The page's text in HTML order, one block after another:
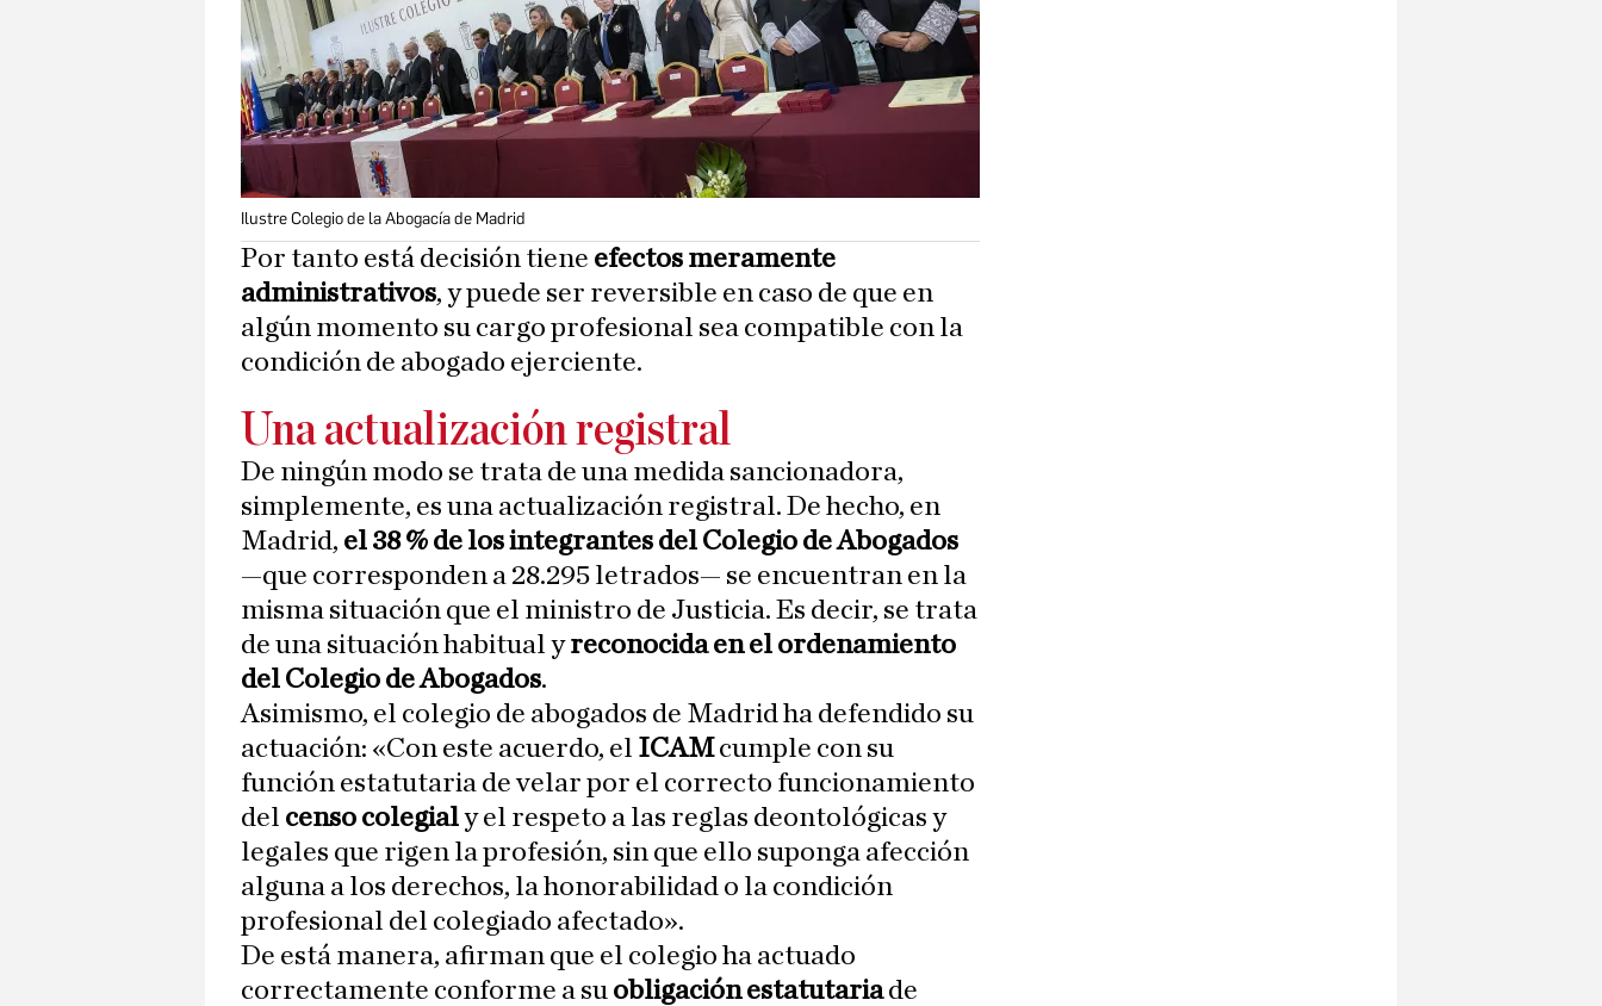
Ilustre Colegio de la Abogacía de Madrid
Por tanto está decisión tiene efectos meramente
administrativos, y puede ser reversible en caso de que en
algún momento su cargo profesional sea compatible con la
condición de abogado ejerciente.
Una actualización registral
De ningún modo se trata de una medida sancionadora,
simplemente, es una actualización registral. De hecho, en
Madrid, el 38 % de los integrantes del Colegio de Abogados
—que corresponden a 28.295 letrados— se encuentran en la
misma situación que el ministro de Justicia. Es decir, se trata
de una situación habitual yreconocida en el ordenamiento
del Colegio de Abogados.
Asimismo, el colegio de abogados de Madrid ha defendido su
actuación: «Con este acuerdo, el ICAMcumple con su
función estatutaria de velar por el correcto funcionamiento
del censo colegialy el respeto a las reglas deontológicas y
legales que rigen la profesión, sin que ello suponga afección
alguna a los derechos, la honorabilidad o la condición
profesional del colegiado afectado».
De está manera, afirman que el colegio ha actuado
correctamente conforme a su obligación estatutariade